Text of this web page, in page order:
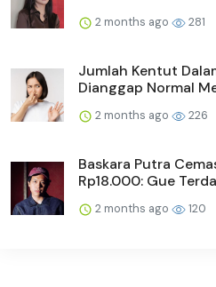
2 months ago 281
Jumlah Kentut
Dianggap Normal
2 months ago 226
Baskara Putra
Rp18.000: Gue
2 months ago 120